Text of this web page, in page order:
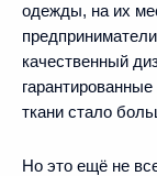
одежды, на их
качественный
ткани стало
Но это ещё не